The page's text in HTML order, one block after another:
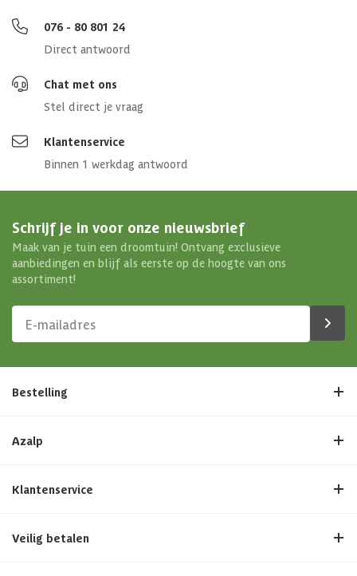
Afmetingen (bxl)
Soort isolatie
076 - 80 801 24
Direct antwoord
Chat met ons
Stel direct je vraag
Klantenservice
Binnen 1 werkdag antwoord
Schrijf je in voor onze nieuwsbrief
Maak van je tuin een droomtuin! Ontvang exclusieve
aanbiedingen en blijf als eerste op de hoogte van ons
assortiment!
Bestelling
Azalp
Klantenservice
Veilig betalen